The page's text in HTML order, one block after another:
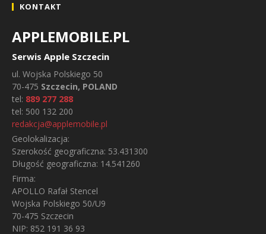
KONTAKT
APPLEMOBILE.PL
Serwis Apple Szczecin
ul. Wojska Polskiego 50
70-475 Szczecin, POLAND
tel: 889 277 288
tel: 500 132 200
redakcja@applemobile.pl
Geolokalizacja:
Szerokość geograficzna: 53.431300
Długość geograficzna: 14.541260
Firma:
APOLLO Rafał Stencel
Wojska Polskiego 50/U9
70-475 Szczecin
NIP: 852 191 36 93